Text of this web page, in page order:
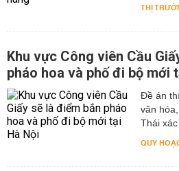
THỊ
Khu vực Công viên Cầu
pháo hoa và phố đi bộ mới
Đề án
văn
Thái xác
QUY